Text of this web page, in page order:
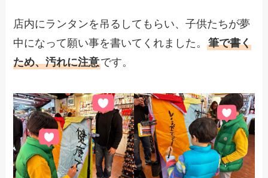
店内にランタンを吊るしてもらい、子供たちが夢
中になって願い事を書いてくれました。筆で書く
ため、汚れに注意です。